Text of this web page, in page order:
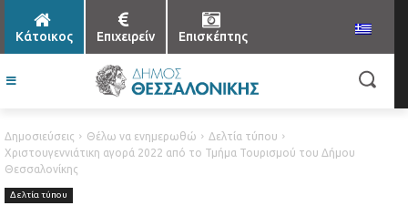
Κάτοικος Επιχειρείν Επισκέπτης
Δημοσιεύσεις Θέλω να ενημερωθώ
Δελτία τύπου
Xριστουγεννιάτικη αγορά 2022 από το Τμήμα Τουρισμού του Δήμου
Θεσσαλονίκης
Δελτία τύπου